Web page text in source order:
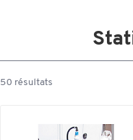
50 résultats